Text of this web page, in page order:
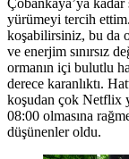
yürümeyi tercih
koşabilirsiniz, bu da
ve enerjim sınırsız
ormanın içi bulutlu
derece karanlıktı.
koşudan çok Netflix
08:00 olmasına
düşünenler oldu.